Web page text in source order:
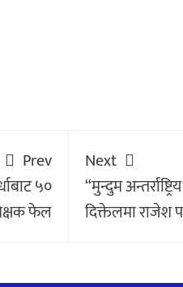
Prev
५०
फेल
Next
“मुन्दुम
दिक्तेलमा राजेश